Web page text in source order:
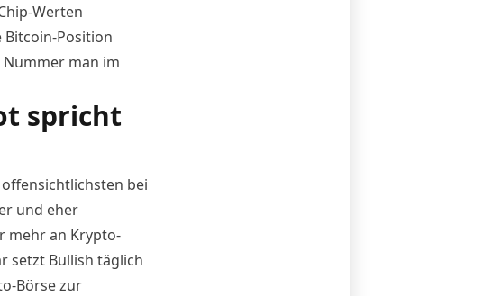
Werten
Position
man im
spricht
bei
und eher
mehr an Krypto-
setzt Bullish täglich
Börse zur